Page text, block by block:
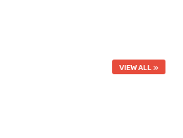
VIEW ALL